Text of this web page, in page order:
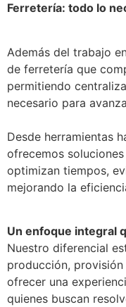
Ferretería: todo lo
Además del trabajo
de ferretería que
permitiendo
necesario para
Desde herramientas
ofrecemos
optimizan tiempos,
mejorando la
Un enfoque integral
Nuestro diferencial
producción,
ofrecer una
quienes buscan